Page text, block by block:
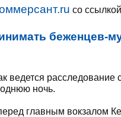
со
беженцев-
ведется расследование
ночь.
главным вокзалом